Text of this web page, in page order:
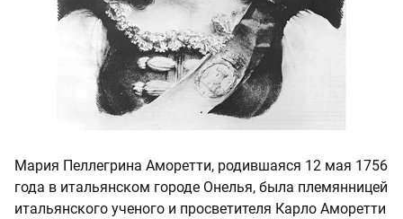
Мария Пеллегрина Аморетти, родившаяся 12 мая 1756
года в итальянском городе Онелья, была племянницей
итальянского ученого и просветителя Карло Аморетти